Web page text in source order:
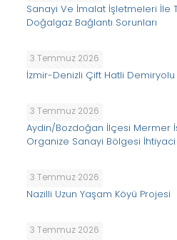
Sanayi Ve İmalat İşletmeleri İle
Doğalgaz Bağlantı Sorunları
3 Temmuz 2026
İzmir-Denizli Çift Hatli
3 Temmuz 2026
Aydin/Bozdoğan İlçesi Mermer
Organize Sanayi Bölgesi İhtiyaci
3 Temmuz 2026
Nazilli Uzun Yaşam Köyü Projesi
3 Temmuz 2026